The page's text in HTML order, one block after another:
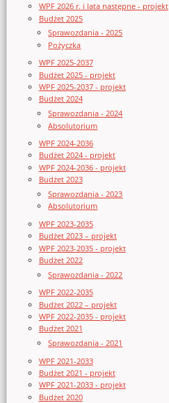
WPF 2026 r. i lata następne - projekt
Budżet 2025
Sprawozdania - 2025
Pożyczka
WPF 2025-2037
Budżet 2025 - projekt
WPF 2025-2037 - projekt
Budżet 2024
Sprawozdania - 2024
Absolutorium
WPF 2024-2036
Budżet 2024 - projekt
WPF 2024-2036 - projekt
Budżet 2023
Sprawozdania - 2023
Absolutorium
WPF 2023-2035
Budżet 2023 – projekt
WPF 2023-2035 - projekt
Budżet 2022
Sprawozdania - 2022
WPF 2022-2035
Budżet 2022 – projekt
WPF 2022-2035 - projekt
Budżet 2021
Sprawozdania - 2021
WPF 2021-2033
Budżet 2021 - projekt
WPF 2021-2033 - projekt
Budżet 2020